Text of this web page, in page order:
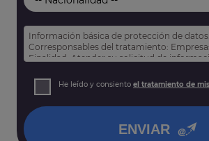
Información básica de protección de datos:
Corresponsables del tratamiento:
Finalidad: Atender su solicitud de
Derechos: Puede acceder, rectificar y
así como otros derechos tal y como se
He leído y consiento el tratamiento de
ENVIAR